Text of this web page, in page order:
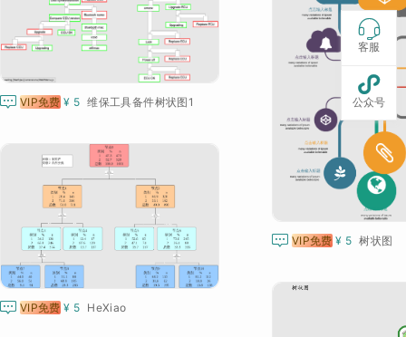
 VIP免费 ¥ 5 维保工具备件树状图1
 VIP免费 ¥ 5 树状图
 VIP免费 ¥ 5 HeXiao

客服

公众号